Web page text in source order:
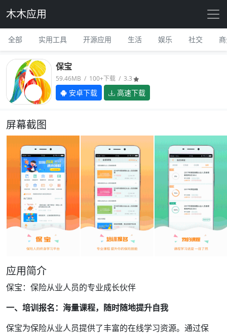
木木应用
全部 实用工具 开源应用 生活 娱乐 社交
保宝
59.46MB / 100+下载 / 3.3
安卓下载 高速下载
屏幕截图
应用简介
保宝：保险从业人员的专业成长伙伴
一、培训报名：海量课程，随时随地提升自我
保宝为保险从业人员提供了丰富的在线学习资源。通过保